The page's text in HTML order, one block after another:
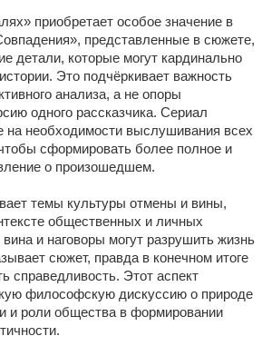
приобретает особое значение в
представленные в сюжете,
детали, которые могут кардинально
Это подчёркивает важность
анализа, а не опоры
одного рассказчика. Сериал
на необходимости выслушивания всех
сформировать более полное и
о произошедшем.
темы культуры отмены и вины,
общественных и личных
и наговоры могут разрушить жизнь
сюжет, правда в конечном итоге
справедливость. Этот аспект
философскую дискуссию о природе
и роли общества в формировании